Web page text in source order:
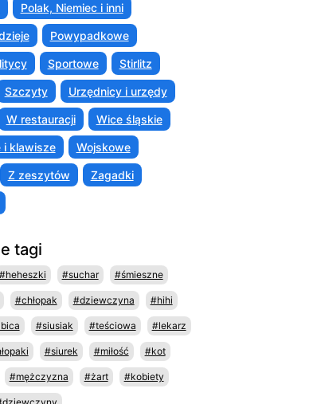
Polak, Niemiec i inni
Powypadkowe
Sportowe Stirlitz
Szczyty Urzędnicy i urzędy
W restauracji Wice śląskie
i klawisze Wojskowe
Z zeszytów Zagadki
tagi
#heheszki #suchar #śmieszne
#chłopak #dziewczyna #hihi
#siusiak #teściowa #lekarz
#siurek #miłość #kot
#mężczyzna #żart #kobiety